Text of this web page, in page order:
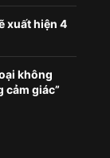
xuất hiện 4
không
cảm giác”